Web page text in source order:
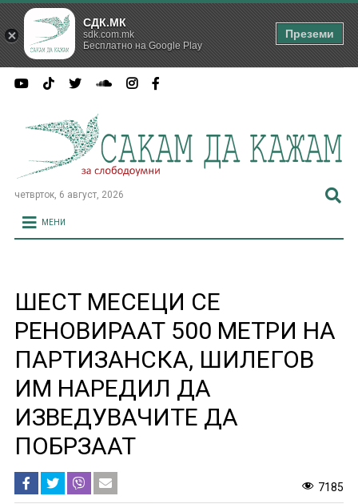
четврток, 6 август, 2026
МЕНИ
ШЕСТ МЕСЕЦИ СЕ
РЕНОВИРААТ 500 МЕТРИ НА
ПАРТИЗАНСКА, ШИЛЕГОВ
ИМ НАРЕДИЛ ДА
ИЗВЕДУВАЧИТЕ ДА
ПОБРЗААТ
7185
СДК.МК
sdk.com.mk
Бесплатно на Google Play
Преземи